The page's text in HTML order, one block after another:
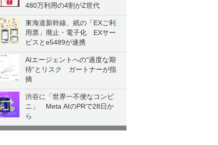
480万利用の4割がZ世代
東海道新幹線、紙の「EXご利
用票」廃止・電子化 EXサー
ビスとe5489が連携
AIエージェントへの“過度な期
待”とリスク ガートナーが指
摘
渋谷に「世界一不便なコンビ
ニ」 Meta AIのPRで28日か
ら